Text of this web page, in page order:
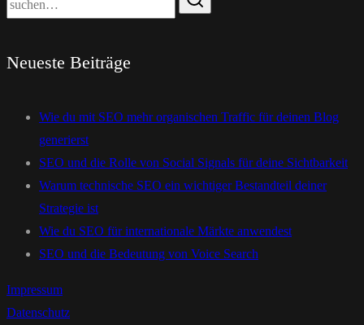
Neueste Beiträge
Wie du mit SEO mehr organischen Traffic für deinen Blog
generierst
SEO und die Rolle von Social Signals für deine Sichtbarkeit
Warum technische SEO ein wichtiger Bestandteil deiner
Strategie ist
Wie du SEO für internationale Märkte anwendest
SEO und die Bedeutung von Voice Search
Impressum
Datenschutz